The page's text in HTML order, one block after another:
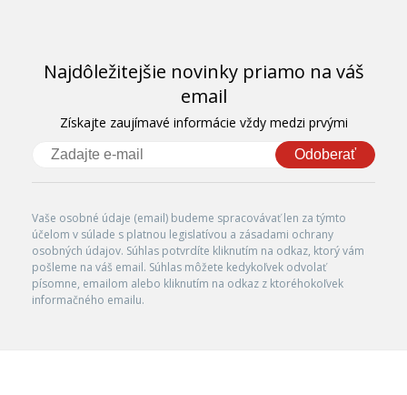
Najdôležitejšie novinky priamo na váš
email
Získajte zaujímavé informácie vždy medzi prvými
Odoberať
Vaše osobné údaje (email) budeme spracovávať len za týmto
účelom v súlade s platnou legislatívou a zásadami ochrany
osobných údajov. Súhlas potvrdíte kliknutím na odkaz, ktorý vám
pošleme na váš email. Súhlas môžete kedykoľvek odvolať
písomne, emailom alebo kliknutím na odkaz z ktoréhokoľvek
informačného emailu.